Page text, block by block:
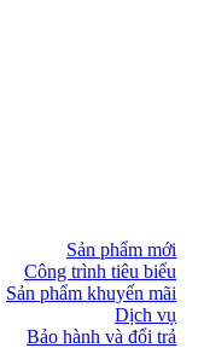
Sản phẩm mới
Công trình tiêu biểu
Sản phẩm khuyến mãi
Dịch vụ
Bảo hành và đổi trả